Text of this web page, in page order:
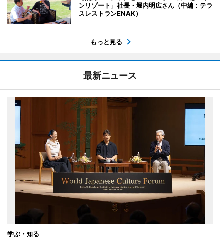
ンリゾート」社長・堀内明広さん（中編：テラ
スレストランENAK）
もっと見る
最新ニュース
学ぶ・知る